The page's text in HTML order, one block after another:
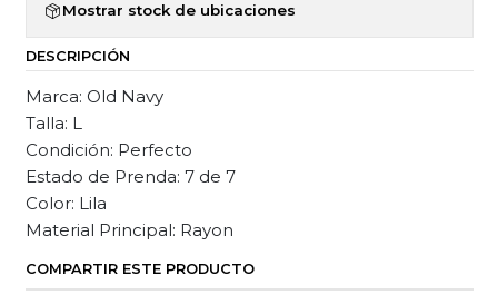
Mostrar stock de ubicaciones
DESCRIPCIÓN
Marca: Old Navy
Talla: L
Condición: Perfecto
Estado de Prenda: 7 de 7
Color: Lila
Material Principal: Rayon
COMPARTIR ESTE PRODUCTO